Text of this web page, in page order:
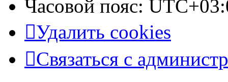
Часовой пояс:
Удалить cookies
Связаться с